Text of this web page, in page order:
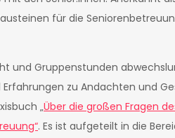
für die
und Gruppenstunden
zu Andachten und
„Über die großen Fragen
. Es ist aufgeteilt in die